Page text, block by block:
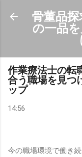
スキップ
骨董品
の一品
作業療法士の転
合う職場を見つ
ップ
14:56
今の職場環境で働き